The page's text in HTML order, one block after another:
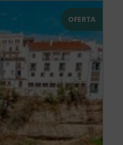
OFERTA